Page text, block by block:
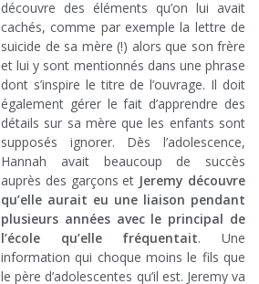
découvre des éléments qu’on lui avait
cachés, comme par exemple la lettre de
suicide de sa mère (!) alors que son frère
et lui y sont mentionnés dans une phrase
dont s’inspire le titre de l’ouvrage. Il doit
également gérer le fait d’apprendre des
détails sur sa mère que les enfants sont
supposés ignorer. Dès l’adolescence,
Hannah avait beaucoup de succès
auprès des garçons et Jeremy découvre
qu’elle aurait eu une liaison pendant
plusieurs années avec le principal de
l’école qu’elle fréquentait. Une
information qui choque moins le fils que
le père d’adolescentes qu’il est. Jeremy va